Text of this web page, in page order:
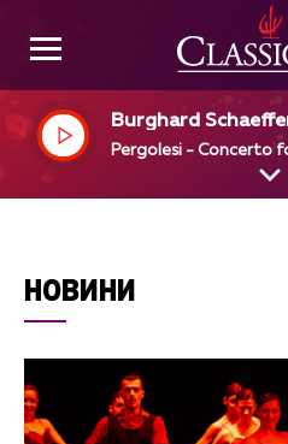
Burghard
ber Orchestra,
Pergolesi - Concerto
НОВИНИ